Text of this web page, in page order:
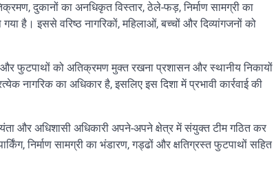
दुकानों का अनधिकृत विस्तार, ठेले-फड़, निर्माण सामग्री का
है। इससे वरिष्ठ नागरिकों, महिलाओं, बच्चों और दिव्यांगजनों को
और फुटपाथों को अतिक्रमण मुक्त रखना प्रशासन और स्थानीय निकायों
नागरिक का अधिकार है, इसलिए इस दिशा में प्रभावी कार्रवाई की
और अधिशासी अधिकारी अपने-अपने क्षेत्र में संयुक्त टीम गठित कर
निर्माण सामग्री का भंडारण, गड्ढों और क्षतिग्रस्त फुटपाथों सहित